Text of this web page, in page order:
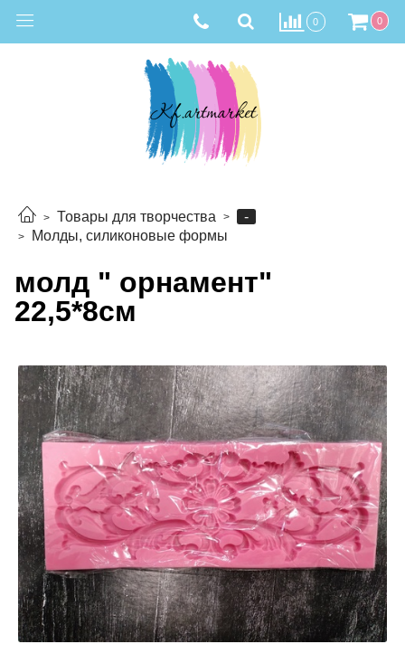
0 0
Товары для творчества
-
Молды, силиконовые формы
молд " орнамент"
22,5*8см